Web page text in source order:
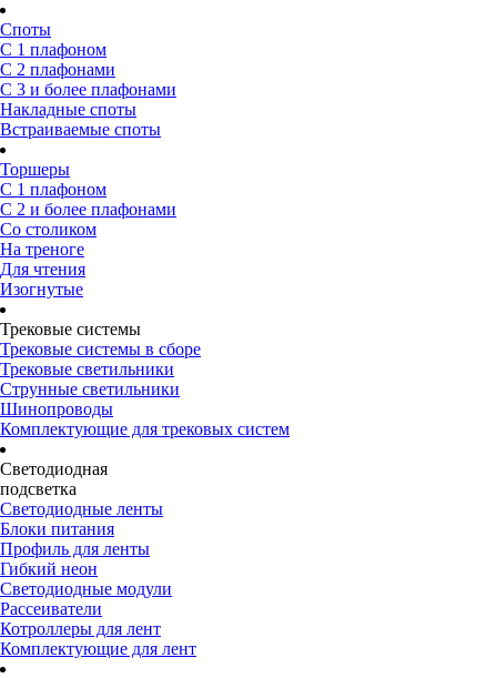
Споты
С 1 плафоном
С 2 плафонами
С 3 и более плафонами
Накладные споты
Встраиваемые споты
Торшеры
С 1 плафоном
С 2 и более плафонами
Со столиком
На треноге
Для чтения
Изогнутые
Трековые системы
Трековые системы в сборе
Трековые светильники
Струнные светильники
Шинопроводы
Комплектующие для трековых систем
Светодиодная
подсветка
Светодиодные ленты
Блоки питания
Профиль для ленты
Гибкий неон
Светодиодные модули
Рассеиватели
Котроллеры для лент
Комплектующие для лент